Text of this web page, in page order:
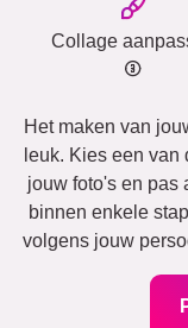
Collage
Het maken van
leuk. Kies een
jouw foto's en pas
binnen enkele
volgens jouw